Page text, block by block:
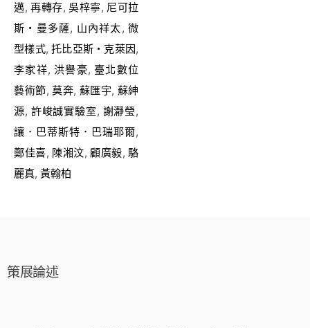
邁, 再轉存, 吳梓寧, 尼可拉
斯・曼多薩, 山內祥太,微
型樣式, 托比亞斯・克萊因,
李家祥,洪譽豪, 臺北數位
藝術節, 莫奔, 蘇匯宇, 蘇紳
源, 許峻誠實驗室, 謝瀞瑩,
讓．巴蒂斯特．巴瑞耶爾,
鄭佳喜, 陳湘汶, 顧廣毅, 駱
麗真, 黃翰柏
策展論述